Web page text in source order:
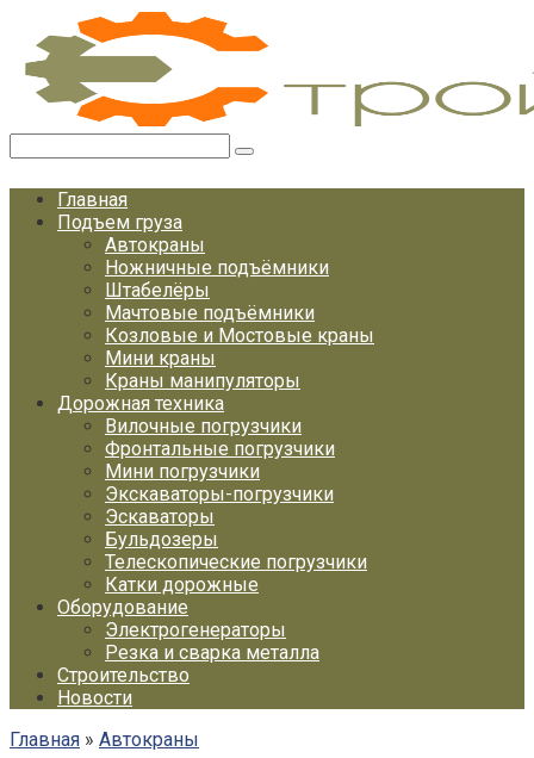
Перейти
контенту
Главная
Подъем груза
Автокраны
Ножничные подъёмники
Штабелёры
Мачтовые подъёмники
Козловые и Мостовые краны
Мини краны
Краны манипуляторы
Дорожная техника
Вилочные погрузчики
Фронтальные погрузчики
Мини погрузчики
Экскаваторы-погрузчики
Эскаваторы
Бульдозеры
Телескопические погрузчики
Катки дорожные
Оборудование
Электрогенераторы
Резка и сварка металла
Строительство
Новости
Главная » Автокраны